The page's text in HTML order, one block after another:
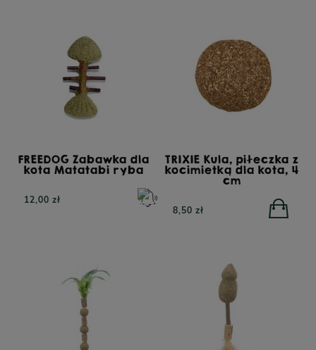
FREEDOG Zabawka dla
kota Matatabi ryba
12,00 zł
TRIXIE Kula, piłeczka z
kocimietką dla kota, 4
cm
8,50 zł